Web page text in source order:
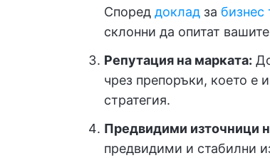
Според доклад за бизнес
склонни да опитат
Репутация на марката:
чрез препоръки, което е
стратегия.
Предвидими източници
предвидими и стабилни